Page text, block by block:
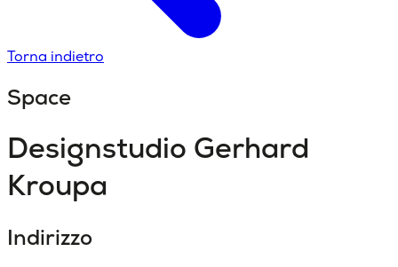
Torna indietro
Space
Designstudio Gerhard
Kroupa
Indirizzo